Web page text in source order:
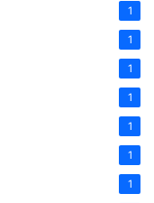
1
1
1
1
1
1
1